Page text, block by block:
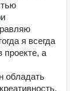
я всегда
проекте, а
обладать